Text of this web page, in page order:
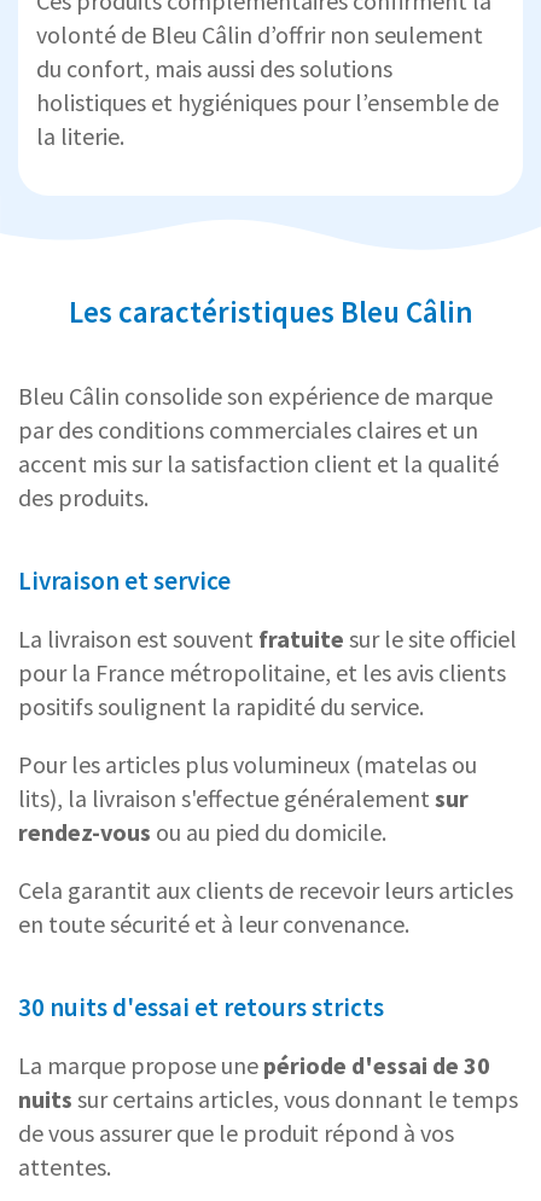
volonté de Bleu Câlin d’offrir non seulement
du confort, mais aussi des solutions
holistiques et hygiéniques pour l’ensemble de
la literie.
Les caractéristiques Bleu Câlin
Bleu Câlin consolide son expérience de marque
par des conditions commerciales claires et un
accent mis sur la satisfaction client et la qualité
des produits.
Livraison et service
La livraison est souvent fratuite sur le site officiel
pour la France métropolitaine, et les avis clients
positifs soulignent la rapidité du service.
Pour les articles plus volumineux (matelas ou
lits), la livraison s'effectue généralement sur
rendez-vous ou au pied du domicile.
Cela garantit aux clients de recevoir leurs articles
en toute sécurité et à leur convenance.
30 nuits d'essai et retours stricts
La marque propose une période d'essai de 30
nuits sur certains articles, vous donnant le temps
de vous assurer que le produit répond à vos
attentes.